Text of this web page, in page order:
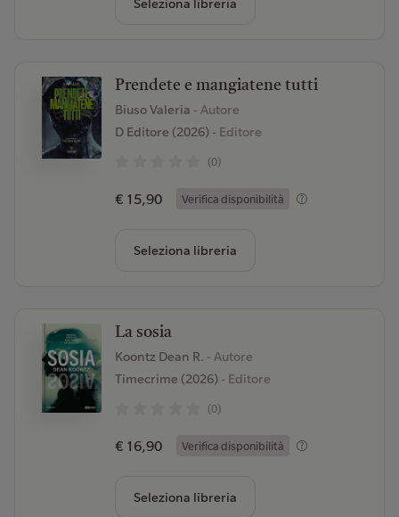
Seleziona libreria
Prendete e mangiatene tutti
Biuso Valeria - Autore
D Editore (2026)- Editore
(0)
€ 15,90 Verifica disponibilità
Seleziona libreria
La sosia
Koontz Dean R. - Autore
Timecrime (2026)- Editore
(0)
€ 16,90 Verifica disponibilità
Seleziona libreria